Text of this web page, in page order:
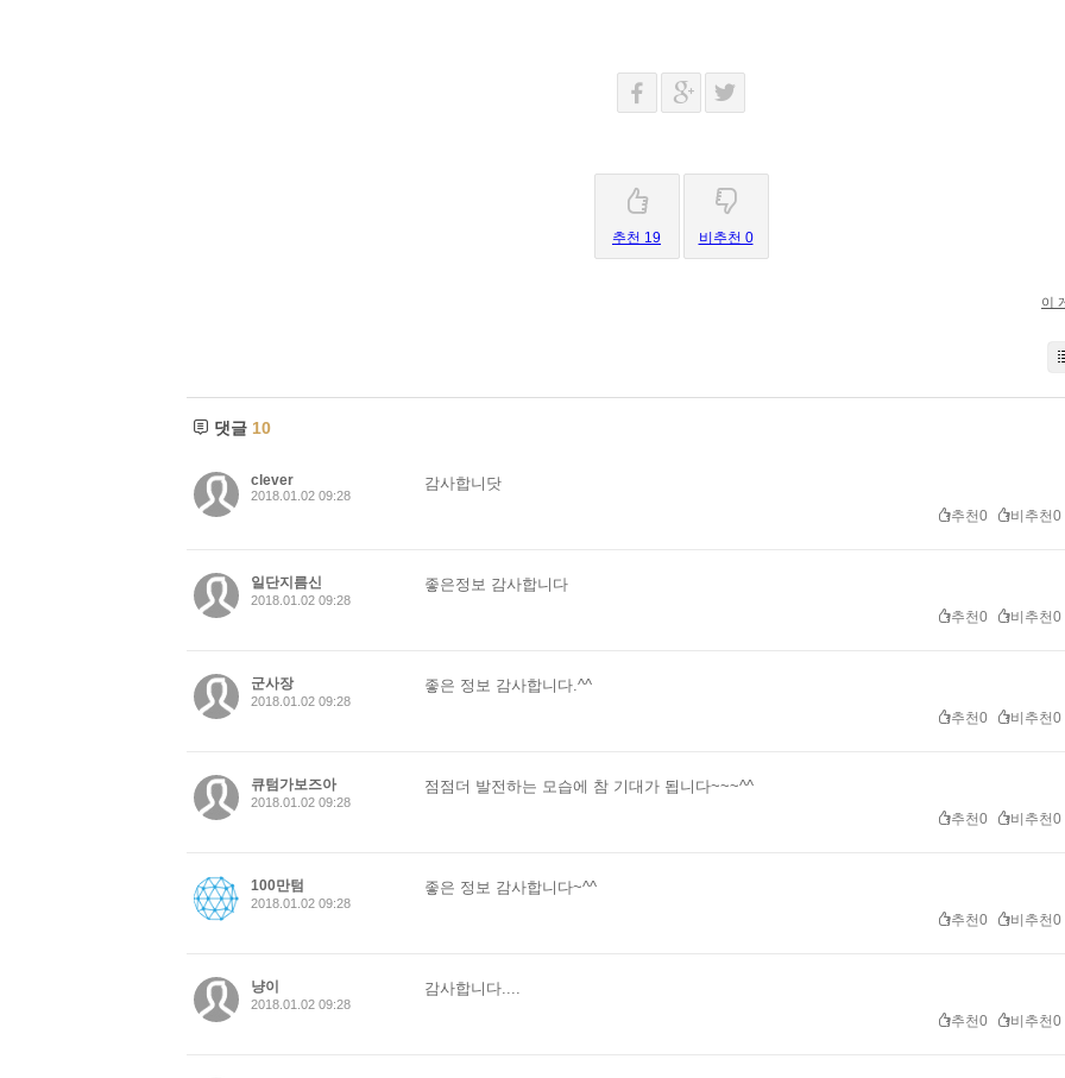
추천 19 비추천 0
이
댓글 10
clever
2018.01.02 09:28
감사합니닷
추천0 비추천0
일단지름신
2018.01.02 09:28
좋은정보 감사합니다
추천0 비추천0
군사장
2018.01.02 09:28
좋은 정보 감사합니다.^^
추천0 비추천0
큐텀가보즈아
2018.01.02 09:28
점점더 발전하는 모습에 참 기대가 됩니다~~~^^
추천0 비추천0
100만텀
2018.01.02 09:28
좋은 정보 감사합니다~^^
추천0 비추천0
냥이
2018.01.02 09:28
감사합니다....
추천0 비추천0